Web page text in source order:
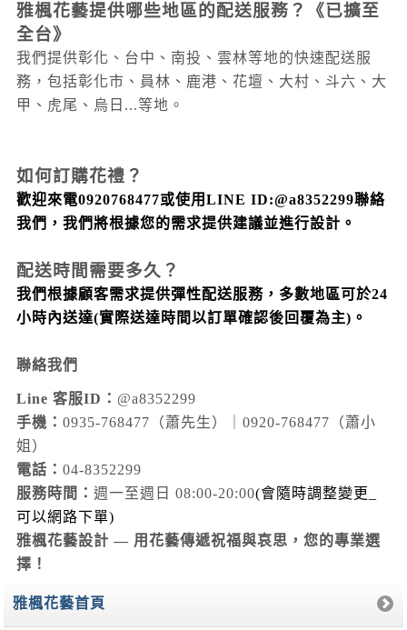
雅楓花藝提供哪些地區的配送服務？
《已擴至
全台》
我們提供彰化、台中、南投、雲林等地的快速配送服
務，包括彰化市、員林、鹿港、花壇、大村 、斗六 、大
甲 、虎尾 、烏日...等地。
如何訂購花禮？
歡迎來電0920768477或使用LINE ID:@a8352299聯絡
我們，我們將根據您的需求提供建議並進行設計。
配送時間需要多久？
我們根據顧客需求提供彈性配送服務，多數地區可於24
小時內送達(實際送達時間以訂單確認後回覆為主) 。
聯絡我們
Line 客服ID： @a8352299
手機： 0935-768477（蕭先生）｜0920-768477（蕭小
姐）
電話： 04-8352299
服務時間： 週一至週日 08:00-20:00(會隨時調整變更_
可以網路下單)
雅楓花藝設計 — 用花藝傳遞祝福與哀思，您的專業選
擇！
雅楓花藝首頁